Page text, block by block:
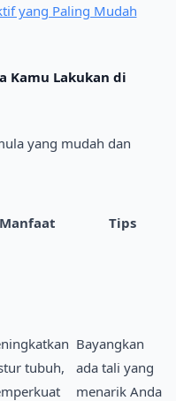
yang Paling Mudah
Kamu Lakukan di
yang mudah dan
Manfaat Tips
tubuh,
Bayangkan
ada tali yang
menarik Anda